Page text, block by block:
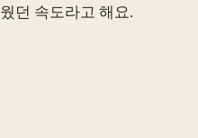
던 속도라고 해요.